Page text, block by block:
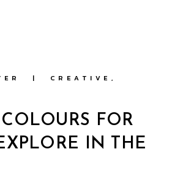
CREATIVE
FOR
IN THE